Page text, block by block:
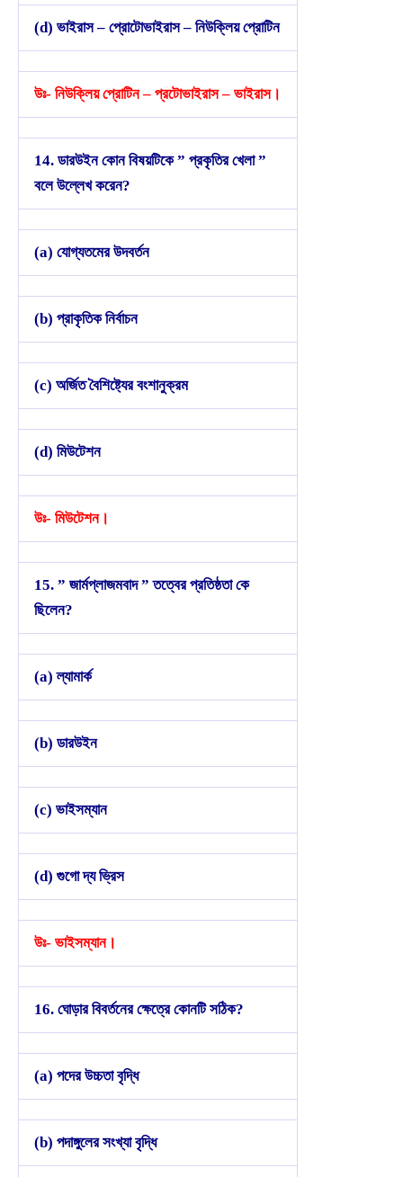
(d) ভাইরাস – প্রোটোভাইরাস – নিউক্লিয় প্রোটিন
উঃ- নিউক্লিয় প্রোটিন – প্রটোভাইরাস – ভাইরাস।
14. ডারউইন কোন বিষয়টিকে ” প্রকৃতির খেলা ”
বলে উল্লেখ করেন?
(a) যোগ্যতমের উদবর্তন
(b) প্রাকৃতিক নির্বাচন
(c) অর্জিত বৈশিষ্ট্যের বংশানুক্রম
(d) মিউটেশন
উঃ- মিউটেশন।
15. ” জার্মপ্লাজমবাদ ” তত্বের প্রতিষ্ঠতা কে
ছিলেন?
(a) ল্যামার্ক
(b) ডারউইন
(c) ভাইসম্যান
(d) গুগো দ্য ভ্রিস
উঃ- ভাইসম্যান।
16. ঘোড়ার বিবর্তনের ক্ষেত্রে কোনটি সঠিক?
(a) পদের উচ্চতা বৃদ্ধি
(b) পদাঙ্গুলের সংখ্যা বৃদ্ধি